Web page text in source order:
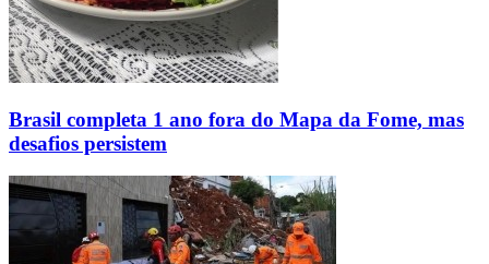
Brasil completa 1 ano fora do Mapa da Fome, mas
desafios persistem